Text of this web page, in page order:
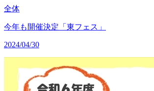
全体
今年も開催決定「東フェス」
2024/04/30